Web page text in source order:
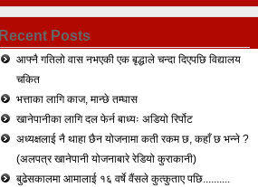
Recent Posts
आफ्नै गतिलो वास नभएकी एक बृद्धाले चन्दा दिएपछि विद्यालय
चकित
भत्ताका लागि काज, मान्छे तम्घास
खानेपानीका लागि दल फेर्न बाध्यः अडियो रिर्पोट
अध्यक्षलाई नै थाहा छैन योजनामा कती रकम छ, कहाँ छ भन्ने ?
(अलपत्र खानेपानी योजनाबारे रेडियो कुराकानी)
बुढेसकालमा आमालाई १६ वर्षे वैंसले कुत्कुताए पछि..........